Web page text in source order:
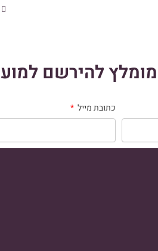
מומלץ להירשם
כתובת מייל